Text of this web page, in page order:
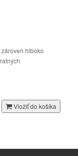
hlboko
Vložiť do košíka